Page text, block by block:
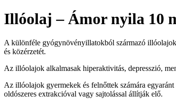
Illóolaj – Ámor nyila 10
A különféle gyógynövényillatokból származó
és közérzetét.
Az illóolajok alkalmasak hiperaktivitás, depresszió,
Az illóolajok gyermekek és felnőttek számára
oldószeres extrakcióval vagy sajtolással állítják elő.